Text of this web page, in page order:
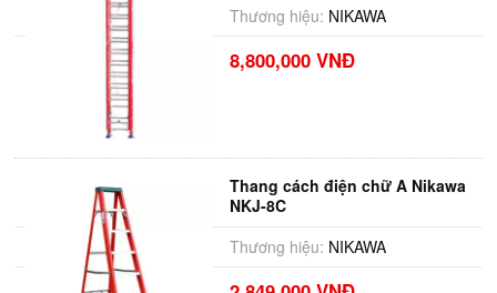
Thương hiệu: NIKAWA
8,800,000 VNĐ
Thang cách điện chữ A Nikawa
NKJ-8C
Thương hiệu: NIKAWA